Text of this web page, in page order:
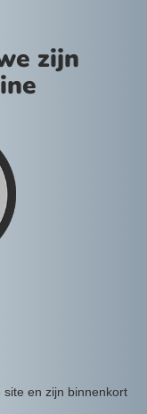
zijn
en zijn binnenkort